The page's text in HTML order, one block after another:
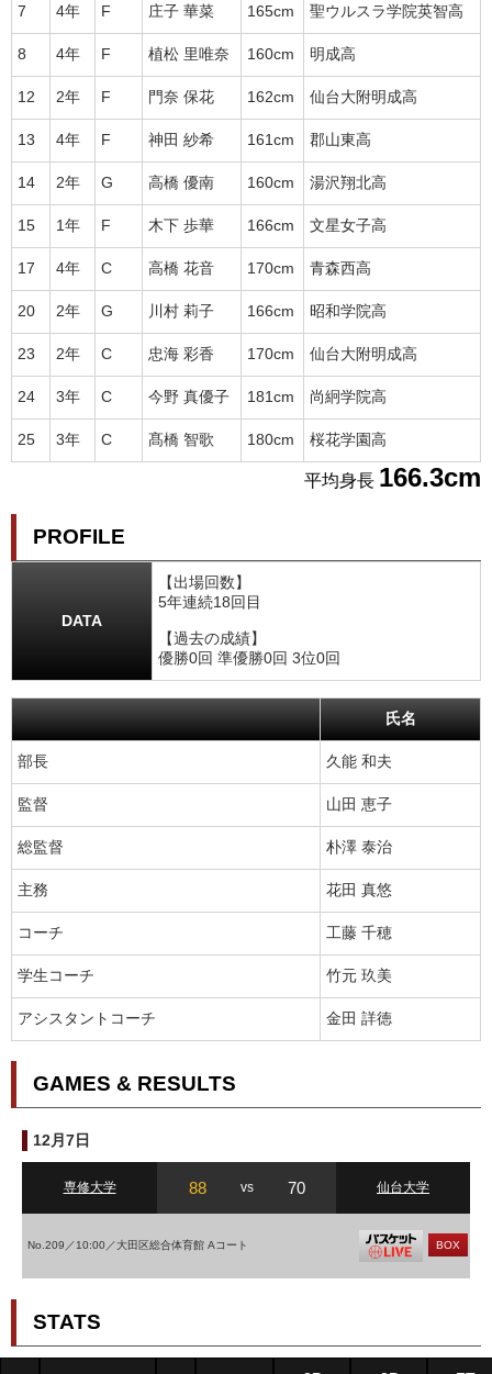
7 4年 F 庄子 華菜 165cm 聖ウルスラ学院英智高
8 4年 F 植松 里唯奈 160cm 明成高
12 2年 F 門奈 保花 162cm 仙台大附明成高
13 4年 F 神田 紗希 161cm 郡山東高
14 2年 G 高橋 優南 160cm 湯沢翔北高
15 1年 F 木下 歩華 166cm 文星女子高
17 4年 C 高橋 花音 170cm 青森西高
20 2年 G 川村 莉子 166cm 昭和学院高
23 2年 C 忠海 彩香 170cm 仙台大附明成高
24 3年 C 今野 真優子 181cm 尚絅学院高
25 3年 C 髙橋 智歌 180cm 桜花学園高
平均身長 166.3cm
PROFILE
DATA
【出場回数】
5年連続18回目
【過去の成績】
優勝0回 準優勝0回 3位0回
氏名
部長 久能 和夫
監督 山田 恵子
総監督 朴澤 泰治
主務 花田 真悠
コーチ 工藤 千穂
学生コーチ 竹元 玖美
アシスタントコーチ 金田 詳徳
GAMES & RESULTS
12月7日
専修大学 88 vs 70 仙台大学
No.209／10:00／大田区総合体育館 Aコート BOX
STATS